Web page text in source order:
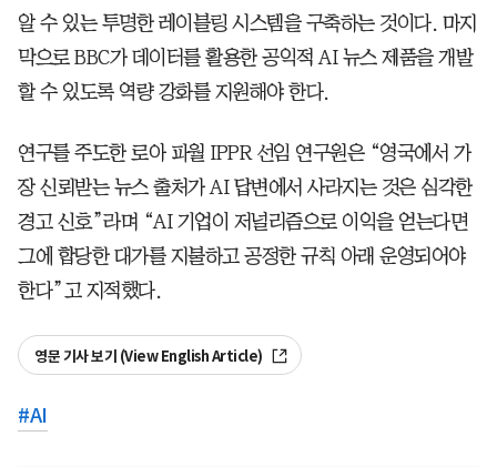
알 수 있는 투명한 레이블링 시스템을 구축하는 것이다. 마지
막으로 BBC가 데이터를 활용한 공익적 AI 뉴스 제품을 개발
할 수 있도록 역량 강화를 지원해야 한다.
연구를 주도한 로아 파월 IPPR 선임 연구원은 “영국에서 가
장 신뢰받는 뉴스 출처가 AI 답변에서 사라지는 것은 심각한
경고 신호”라며 “AI 기업이 저널리즘으로 이익을 얻는다면
그에 합당한 대가를 지불하고 공정한 규칙 아래 운영되어야
한다”고 지적했다.
영문 기사 보기 (View English Article)
#AI